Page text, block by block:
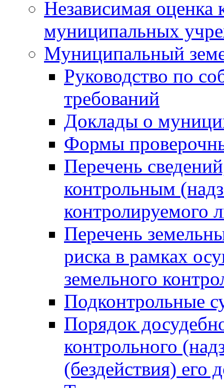
Независимая оценка
муниципальных
Муниципальный
Руководство по
требований
Доклады о
Формы
Перечень
контрольным
контролируемого
Перечень
риска в рамках
земельного
Подконтрольные
Порядок
контрольного
(бездействия)